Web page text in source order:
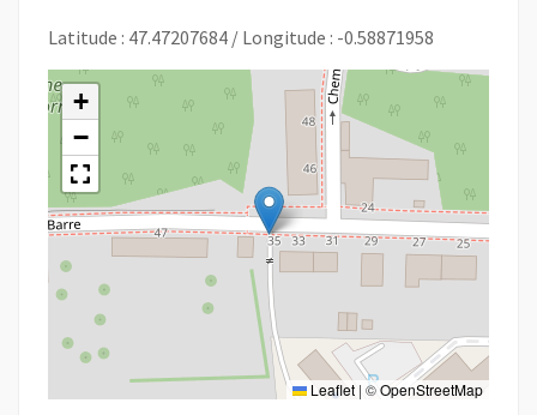
Latitude : 47.47207684 / Longitude : -0.58871958
+
−
Leaflet | ©OpenStreetMap